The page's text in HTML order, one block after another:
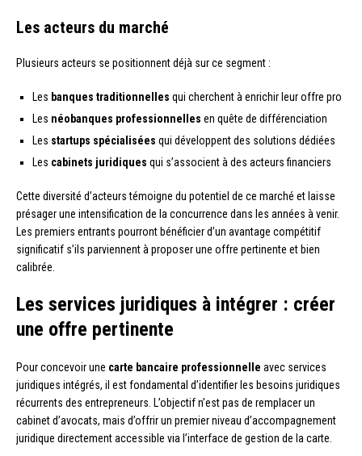
Les acteurs du marché
Plusieurs acteurs se positionnent déjà sur ce segment :
Les banques traditionnelles qui cherchent à enrichir leur offre pro
Les néobanques professionnelles en quête de différenciation
Les startups spécialisées qui développent des solutions dédiées
Les cabinets juridiques qui s’associent à des acteurs financiers
Cette diversité d’acteurs témoigne du potentiel de ce marché et laisse
présager une intensification de la concurrence dans les années à venir.
Les premiers entrants pourront bénéficier d’un avantage compétitif
significatif s’ils parviennent à proposer une offre pertinente et bien
calibrée.
Les services juridiques à intégrer : créer
une offre pertinente
Pour concevoir une carte bancaire professionnelle avec services
juridiques intégrés, il est fondamental d’identifier les besoins juridiques
récurrents des entrepreneurs. L’objectif n’est pas de remplacer un
cabinet d’avocats, mais d’offrir un premier niveau d’accompagnement
juridique directement accessible via l’interface de gestion de la carte.